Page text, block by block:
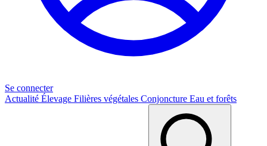
Se connecter
Actualité Élevage Filières végétales Conjoncture Eau et forêts